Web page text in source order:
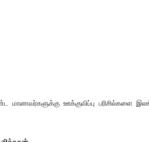
மாணவர்களுக்கு ஊக்குவிப்பு பரிசில்களை